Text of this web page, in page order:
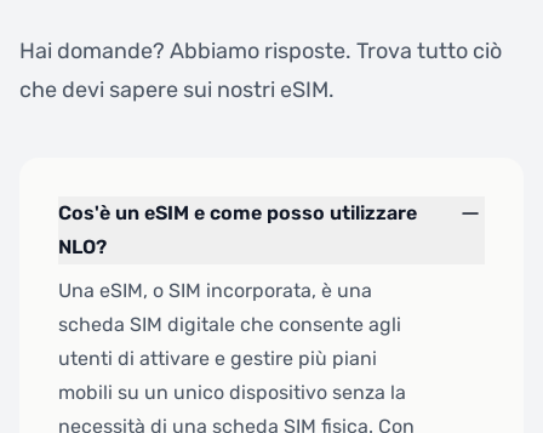
Hai domande? Abbiamo risposte. Trova tutto ciò
che devi sapere sui nostri eSIM.
Cos'è un eSIM e come posso utilizzare
NLO?
Una eSIM, o SIM incorporata, è una
scheda SIM digitale che consente agli
utenti di attivare e gestire più piani
mobili su un unico dispositivo senza la
necessità di una scheda SIM fisica. Con